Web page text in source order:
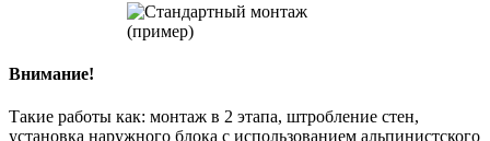
Внимание!
Такие работы как: монтаж в 2 этапа, штробление стен,
установка наружного блока с использованием альпинистского